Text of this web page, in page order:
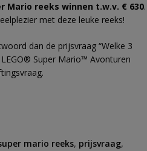
Mario reeks winnen t.w.v. € 630.
met deze leuke reeks!
dan de prijsvraag “Welke 3
Super Mario™ Avonturen
mario reeks, prijsvraag,